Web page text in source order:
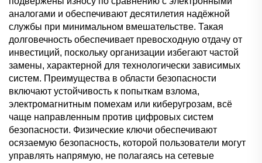
аналогами и обеспечивают десятилетия надёжной
службы при минимальном вмешательстве. Такая
долговечность обеспечивает превосходную отдачу от
инвестиций, поскольку организации избегают частой
замены, характерной для технологически зависимых
систем. Преимущества в области безопасности
включают устойчивость к попыткам взлома,
электромагнитным помехам или киберугрозам, всё
чаще направленным против цифровых систем
безопасности. Физические ключи обеспечивают
осязаемую безопасность, которой пользователи могут
управлять напрямую, не полагаясь на сетевые